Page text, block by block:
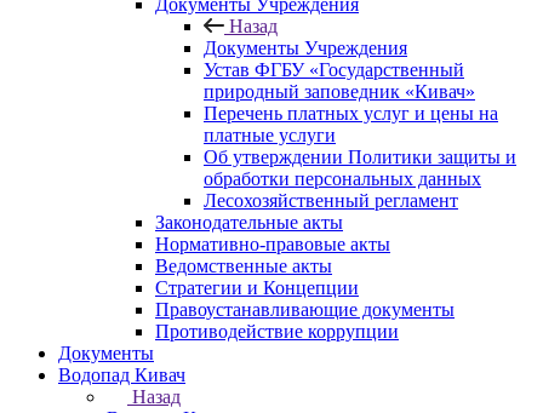
Документы Учреждения
Назад
Документы Учреждения
Устав ФГБУ «Государственный
природный заповедник «Кивач»
Перечень платных услуг и цены на
платные услуги
Об утверждении Политики защиты и
обработки персональных данных
Лесохозяйственный регламент
Законодательные акты
Нормативно-правовые акты
Ведомственные акты
Стратегии и Концепции
Правоустанавливающие документы
Противодействие коррупции
Документы
Водопад Кивач
Назад